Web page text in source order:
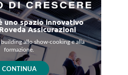
uno spazio innovativo
Assicurazioni
allo show-cooking e alla
formazione.
CONTINUA